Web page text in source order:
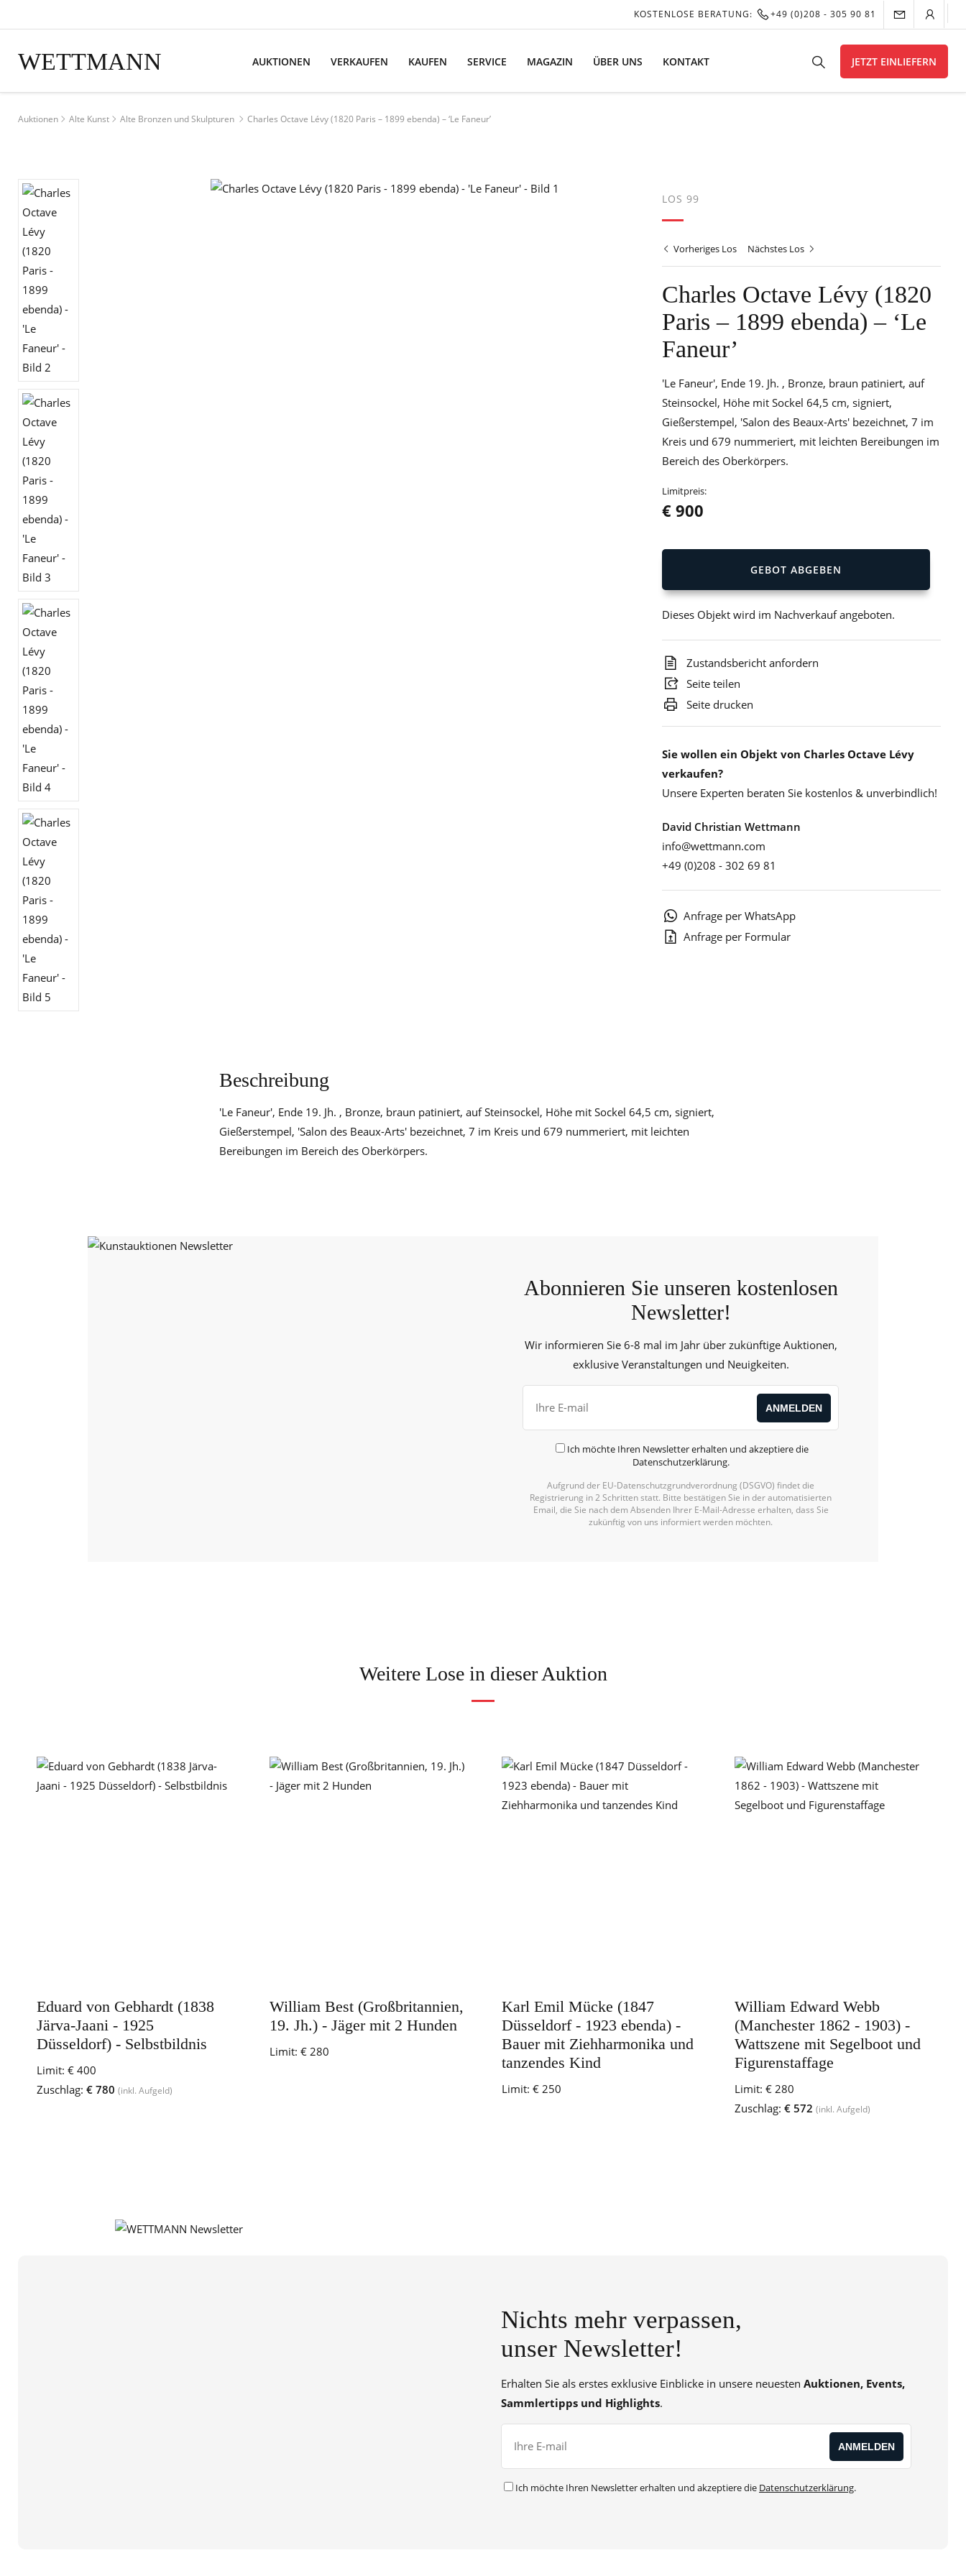
KOSTENLOSE BERATUNG: +49 (0)208 - 305 90 81
WETTMANN AUKTIONEN VERKAUFEN KAUFEN SERVICE MAGAZIN ÜBER UNS KONTAKT JETZT EINLIEFERN
Auktionen Alte Kunst Alte Bronzen und Skulpturen Charles Octave Lévy (1820 Paris – 1899 ebenda) – ‘Le Faneur’
LOS 99
Vorheriges Los Nächstes Los
Charles Octave Lévy (1820
Paris – 1899 ebenda) – ‘Le
Faneur’
'Le Faneur', Ende 19. Jh. , Bronze, braun patiniert, auf
Steinsockel, Höhe mit Sockel 64,5 cm, signiert,
Gießerstempel, 'Salon des Beaux-Arts' bezeichnet, 7 im
Kreis und 679 nummeriert, mit leichten Bereibungen im
Bereich des Oberkörpers.
Limitpreis:
€ 900
GEBOT ABGEBEN
Dieses Objekt wird im Nachverkauf angeboten.
Zustandsbericht anfordern
Seite teilen
Seite drucken
Sie wollen ein Objekt von Charles Octave Lévy
verkaufen?
Unsere Experten beraten Sie kostenlos & unverbindlich!
David Christian Wettmann
info@wettmann.com
+49 (0)208 - 302 69 81
Anfrage per WhatsApp
Anfrage per Formular
Beschreibung
'Le Faneur', Ende 19. Jh. , Bronze, braun patiniert, auf Steinsockel, Höhe mit Sockel 64,5 cm, signiert,
Gießerstempel, 'Salon des Beaux-Arts' bezeichnet, 7 im Kreis und 679 nummeriert, mit leichten
Bereibungen im Bereich des Oberkörpers.
Abonnieren Sie unseren kostenlosen
Newsletter!
Wir informieren Sie 6-8 mal im Jahr über zukünftige Auktionen,
exklusive Veranstaltungen und Neuigkeiten.
Ich möchte Ihren Newsletter erhalten und akzeptiere die
Datenschutzerklärung.
Aufgrund der EU-Datenschutzgrundverordnung (DSGVO) findet die
Registrierung in 2 Schritten statt. Bitte bestätigen Sie in der automatisierten
Email, die Sie nach dem Absenden Ihrer E-Mail-Adresse erhalten, dass Sie
zukünftig von uns informiert werden möchten.
Weitere Lose in dieser Auktion
Eduard von Gebhardt (1838
Järva-Jaani - 1925
Düsseldorf) - Selbstbildnis
Limit: € 400
Zuschlag: € 780 (inkl. Aufgeld)
William Best (Großbritannien,
19. Jh.) - Jäger mit 2 Hunden
Limit: € 280
Karl Emil Mücke (1847
Düsseldorf - 1923 ebenda) -
Bauer mit Ziehharmonika und
tanzendes Kind
Limit: € 250
William Edward Webb
(Manchester 1862 - 1903) -
Wattszene mit Segelboot und
Figurenstaffage
Limit: € 280
Zuschlag: € 572 (inkl. Aufgeld)
Nichts mehr verpassen,
unser Newsletter!
Erhalten Sie als erstes exklusive Einblicke in unsere neuesten Auktionen, Events,
Sammlertipps und Highlights.
Ich möchte Ihren Newsletter erhalten und akzeptiere die Datenschutzerklärung.